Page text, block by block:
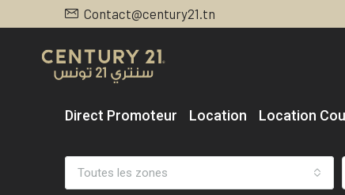
Contact@century21.tn
Direct Promoteur Location Location
Toutes les zones